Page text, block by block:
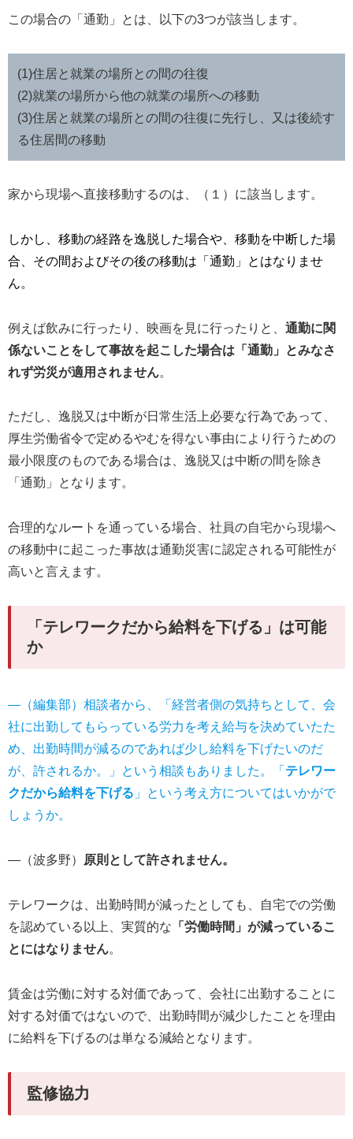
この場合の「通勤」とは、以下の3つが該当します。
(1)住居と就業の場所との間の往復
(2)就業の場所から他の就業の場所への移動
(3)住居と就業の場所との間の往復に先行し、又は後続す
る住居間の移動
家から現場へ直接移動するのは、（１）に該当します。
しかし、 移動の経路を逸脱した場合や、移動を中断した場
合、その間およびその後の移動は「通勤」とはなりませ
ん。
例えば飲みに行ったり、映画を見に行ったりと、 通勤に関
係ないことをして事故を起こした場合は「通勤」とみなさ
れず労災が適用されません。
ただし、逸脱又は中断が日常生活上必要な行為であって、
厚生労働省令で定めるやむを得ない事由により行うための
最小限度のものである場合は、逸脱又は中断の間を除き
「通勤」となります。
合理的なルートを通っている場合、社員の自宅から現場へ
の移動中に起こった事故は通勤災害に認定される可能性が
高いと言えます。
「テレワークだから給料を下げる」は可能
か
―（編集部）相談者から、「経営者側の気持ちとして、会
社に出勤してもらっている労力を考え給与を決めていたた
め、出勤時間が減るのであれば少し給料を下げたいのだ
が、許されるか。」という相談もありました。「 テレワー
クだから給料を下げる 」という考え方についてはいかがで
しょうか。
―（波多野） 原則として許されません。
テレワークは、出勤時間が減ったとしても、自宅での労働
を認めている以上、実質的な 「労働時間」が減っているこ
とにはなりません。
賃金は労働に対する対価であって、会社に出勤することに
対する対価ではないので、出勤時間が減少したことを理由
に給料を下げるのは単なる減給となります。
監修協力